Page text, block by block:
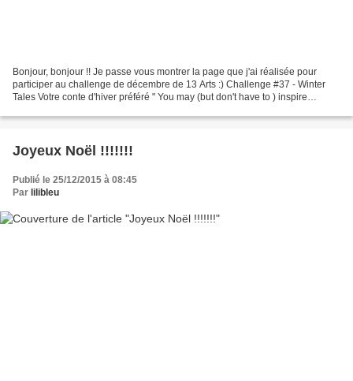
Bonjour, bonjour !! Je passe vous montrer la page que j'ai réalisée pour
participer au challenge de décembre de 13 Arts :) Challenge #37 - Winter
Tales Votre conte d'hiver préféré " You may (but don't have to ) inspire
Joyeux Noël !!!!!!!
Publié le 25/12/2015 à 08:45
Par lilibleu